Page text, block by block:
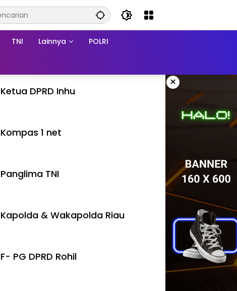
TNI Lainnya POLRI
×
Ketua DPRD Inhu
Kompas 1 net
Panglima TNI
Kapolda & Wakapolda Riau
F- PG DPRD Rohil